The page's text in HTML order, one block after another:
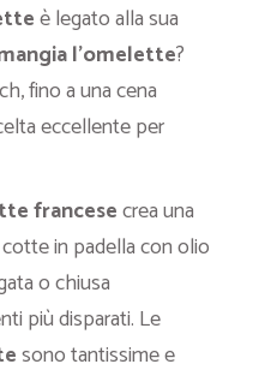
è legato alla sua
l’omelette?
fino a una cena
eccellente per
francesecrea una
in padella con olio
o chiusa
più disparati. Le
sono tantissime e